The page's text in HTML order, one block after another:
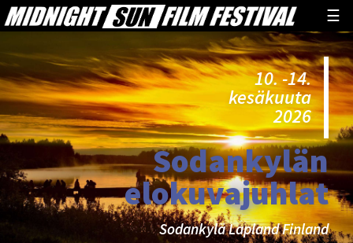
☰
10. -14.
kesäkuuta
2026
Sodankylän
elokuvajuhlat
Sodankylä Lapland Finland